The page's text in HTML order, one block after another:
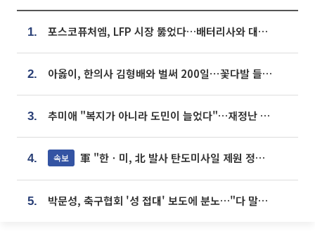
1. 포스코퓨처엠, LFP 시장 뚫었다…배터리사와 대규모 장기 공급 합의
2. 아옳이, 한의사 김형배와 벌써 200일⋯꽃다발 들고 "프러포즈 아냐"
3. 추미애 "복지가 아니라 도민이 늘었다"…재정난 책임론 정면돌파
4. 속보 軍 "한ㆍ미, 北 발사 탄도미사일 제원 정밀분석 중"
5. 박문성, 축구협회 '성 접대' 보도에 분노…"다 말아먹으려고 작정했나"